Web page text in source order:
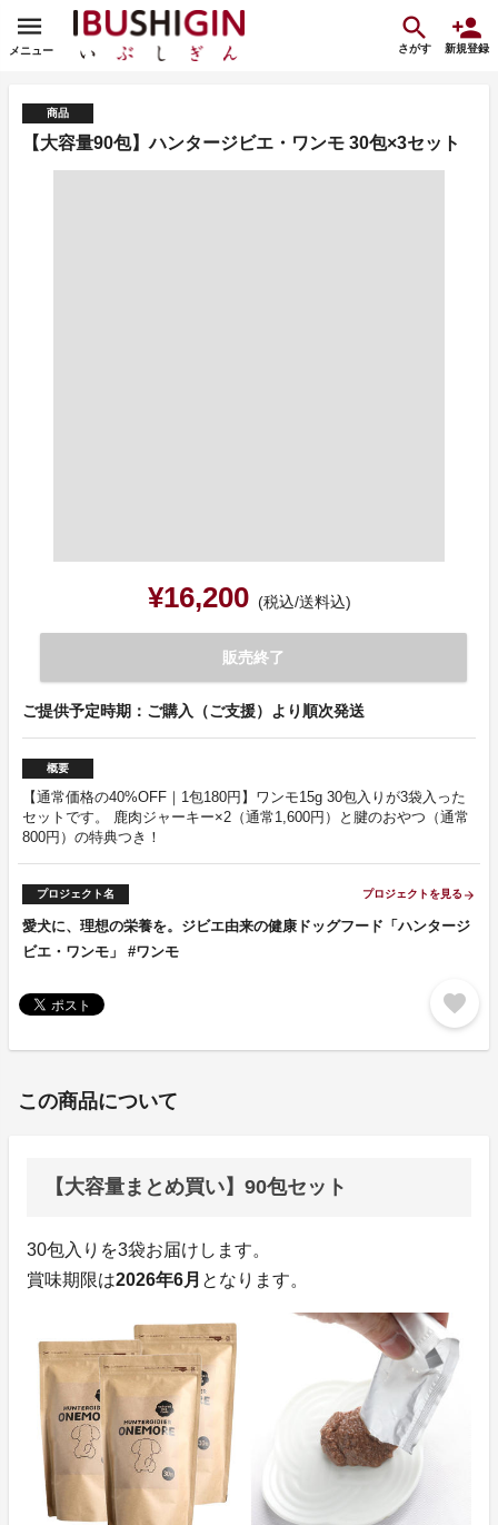
メニュー さがす 新規登録
商品
【大容量90包】ハンタージビエ・ワンモ 30包×3セット
¥16,200 (税込/送料込)
販売終了
ご提供予定時期：ご購入（ご支援）より順次発送
概要
【通常価格の40%OFF｜1包180円】ワンモ15g 30包入りが3袋入った
セットです。 鹿肉ジャーキー×2（通常1,600円）と腱のおやつ（通常
800円）の特典つき！
プロジェクト名 プロジェクトを見る arrow_forward
愛犬に、理想の栄養を。ジビエ由来の健康ドッグフード「ハンタージ
ビエ・ワンモ」 #ワンモ
favorite
この商品について
【大容量まとめ買い】90包セット
30包入りを3袋お届けします。
賞味期限は2026年6月 となります。